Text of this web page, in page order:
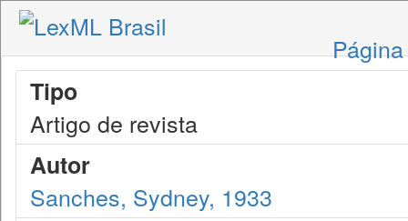
Tipo
Artigo de revista
Autor
Sanches, Sydney, 1933